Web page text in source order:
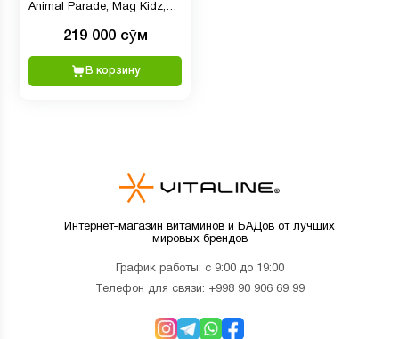
Animal Parade, Mag Kidz,
219 000 сӯм
В корзину
Интернет-магазин витаминов и БАДов от лучших
мировых брендов
График работы: с 9:00 до 19:00
Телефон для связи: +998 90 906 69 99